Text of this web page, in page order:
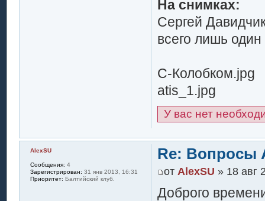
На снимках:
Сергей
всего лишь
С-Колобком.jpg
atis_1.jpg
У вас нет
Re: Вопросы
от AlexSU » 18 авг
Доброго
AlexSU
Сообщения: 4
Зарегистрирован: 31 янв 2013, 16:31
Приоритет: Балтийский клуб.